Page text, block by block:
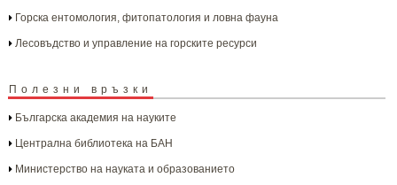
Горска ентомология, фитопатология и ловна фауна
Лесовъдство и управление на горските ресурси
Полезни връзки
Българска aкадемия на науките
Централна библиотека на БАН
Министерство на науката и образованието